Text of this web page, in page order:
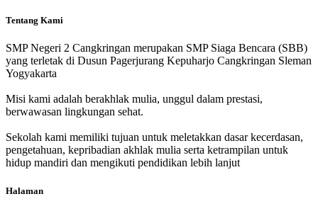
Tentang Kami
SMP Negeri 2 Cangkringan merupakan SMP Siaga Bencara (SBB)
yang terletak di Dusun Pagerjurang Kepuharjo Cangkringan Sleman
Yogyakarta
Misi kami adalah berakhlak mulia, unggul dalam prestasi,
berwawasan lingkungan sehat.
Sekolah kami memiliki tujuan untuk meletakkan dasar kecerdasan,
pengetahuan, kepribadian akhlak mulia serta ketrampilan untuk
hidup mandiri dan mengikuti pendidikan lebih lanjut
Halaman